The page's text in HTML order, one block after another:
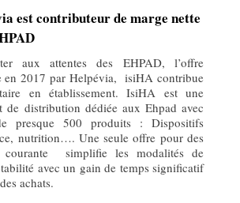
est contributeur de marge nette
en 2017 par Helpévia, isiHA contribue
en établissement. IsiHA est une
de distribution dédiée aux Ehpad avec
presque 500 produits : Dispositifs
nutrition…. Une seule offre pour des
courante simplifie les modalités de
avec un gain de temps significatif
achats.